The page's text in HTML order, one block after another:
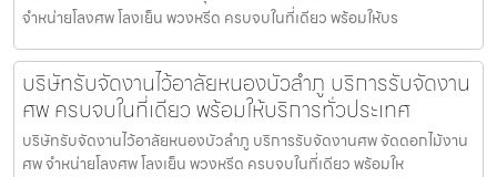
จำหน่ายโลงศพ โลงเย็น พวงหรีด ครบจบในที่เดียว พร้อมให้บร
บริษัทรับจัดงานไว้อาลัยหนองบัวลำภู บริการรับจัดงาน
ศพ ครบจบในที่เดียว พร้อมให้บริการทั่วประเทศ
บริษัทรับจัดงานไว้อาลัยหนองบัวลำภู บริการรับจัดงานศพ จัดดอกไม้งาน
ศพ จำหน่ายโลงศพ โลงเย็น พวงหรีด ครบจบในที่เดียว พร้อมให